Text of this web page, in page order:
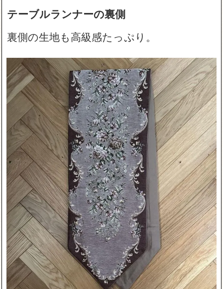
テーブルランナーの裏側
裏側の生地も高級感たっぷり。